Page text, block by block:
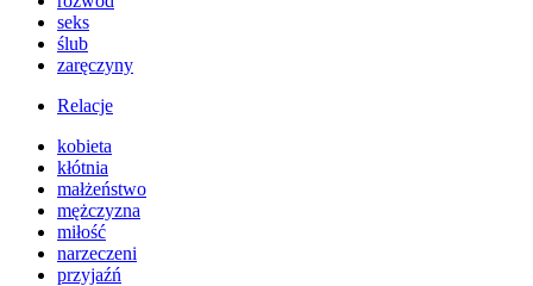
seks
ślub
zaręczyny
Relacje
kobieta
kłótnia
małżeństwo
mężczyzna
miłość
narzeczeni
przyjaźń